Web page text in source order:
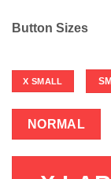
Button Sizes
X SMALL
NORMAL